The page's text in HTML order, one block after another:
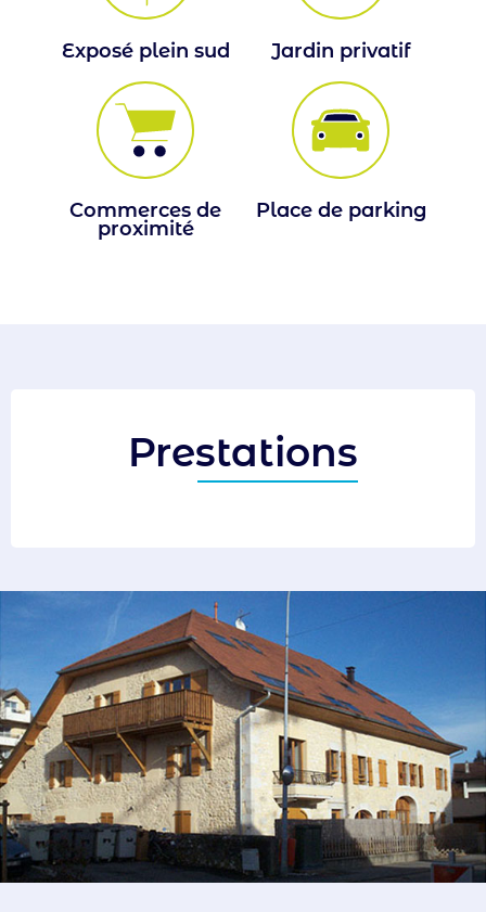
Exposé plein sud Jardin privatif
Commerces de
proximité
Place de parking
Prestations